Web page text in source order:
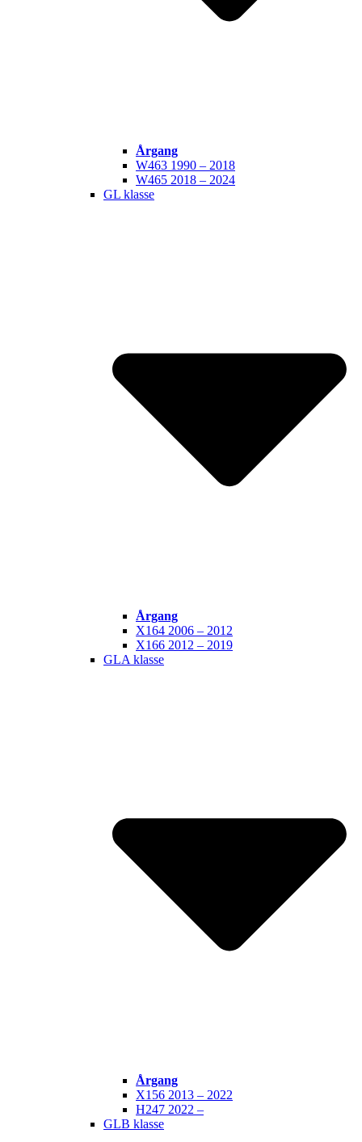
Årgang
W463 1990 – 2018
W465 2018 – 2024
GL klasse
Årgang
X164 2006 – 2012
X166 2012 – 2019
GLA klasse
Årgang
X156 2013 – 2022
H247 2022 –
GLB klasse